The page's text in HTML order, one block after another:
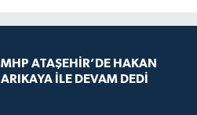
MHP ATAŞEHİR’DE HAKAN
ARIKAYA İLE DEVAM DEDİ